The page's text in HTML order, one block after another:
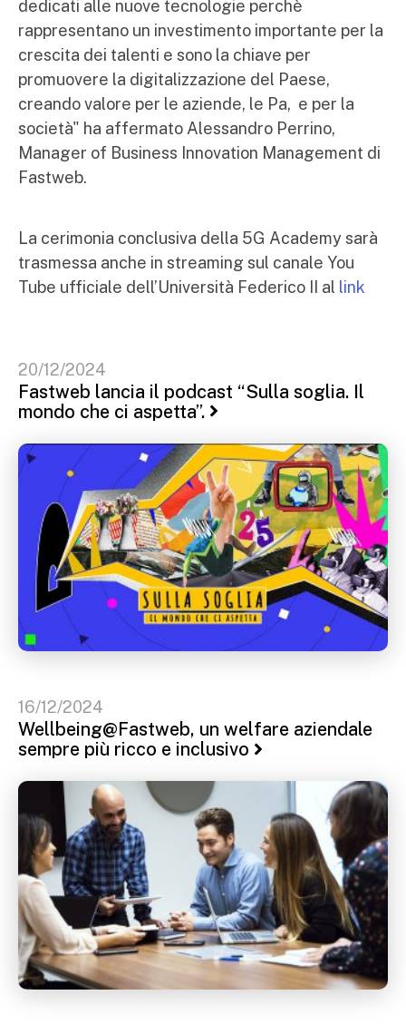
dedicati alle nuove tecnologie perchè
rappresentano un investimento importante per la
crescita dei talenti e sono la chiave per
promuovere la digitalizzazione del Paese,
creando valore per le aziende, le Pa, e per la
società" ha affermato Alessandro Perrino,
Manager of Business Innovation Management di
Fastweb.
La cerimonia conclusiva della 5G Academy sarà
trasmessa anche in streaming sul canale You
Tube ufficiale dell’Università Federico II al link
20/12/2024
Fastweb lancia il podcast “Sulla soglia. Il
mondo che ci aspetta”.
16/12/2024
Wellbeing@Fastweb, un welfare aziendale
sempre più ricco e inclusivo